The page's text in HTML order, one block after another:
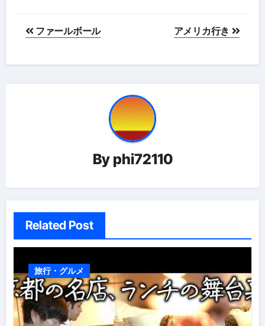
投
ョ
ン
ファールボール アメリカ行き
By phi72110
Related Post
旅行・グルメ